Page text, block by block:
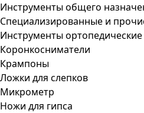
Инструменты общего
Специализированные и
Инструменты ортопедические
Коронкосниматели
Крампоны
Ложки для слепков
Микрометр
Ножи для гипса